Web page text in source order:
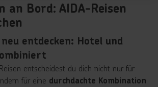
an Bord: AIDA-Reisen
entdecken: Hotel und
entscheidest du dich nicht nur für
für eine durchdachte Kombination